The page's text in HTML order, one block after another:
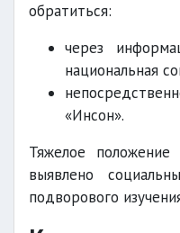
обратиться:
через
национальная
«Инсон».
Тяжелое
выявлено
подворового